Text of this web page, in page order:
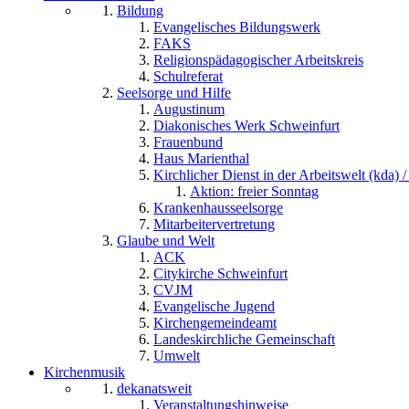
Bildung
Evangelisches Bildungswerk
FAKS
Religionspädagogischer Arbeitskreis
Schulreferat
Seelsorge und Hilfe
Augustinum
Diakonisches Werk Schweinfurt
Frauenbund
Haus Marienthal
Kirchlicher Dienst in der Arbeitswelt (kda) /
Aktion: freier Sonntag
Krankenhausseelsorge
Mitarbeitervertretung
Glaube und Welt
ACK
Citykirche Schweinfurt
CVJM
Evangelische Jugend
Kirchengemeindeamt
Landeskirchliche Gemeinschaft
Umwelt
Kirchenmusik
dekanatsweit
Veranstaltungshinweise